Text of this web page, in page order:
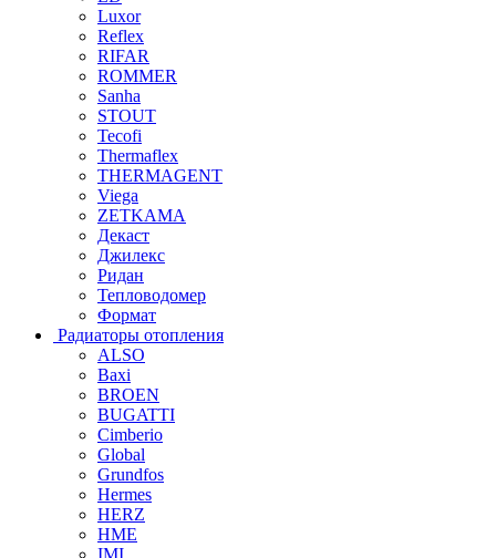
Luxor
Reflex
RIFAR
ROMMER
Sanha
STOUT
Tecofi
Thermaflex
THERMAGENT
Viega
ZETKAMA
Декаст
Джилекс
Ридан
Тепловодомер
Формат
Радиаторы отопления
ALSO
Baxi
BROEN
BUGATTI
Cimberio
Global
Grundfos
Hermes
HERZ
HME
IMI